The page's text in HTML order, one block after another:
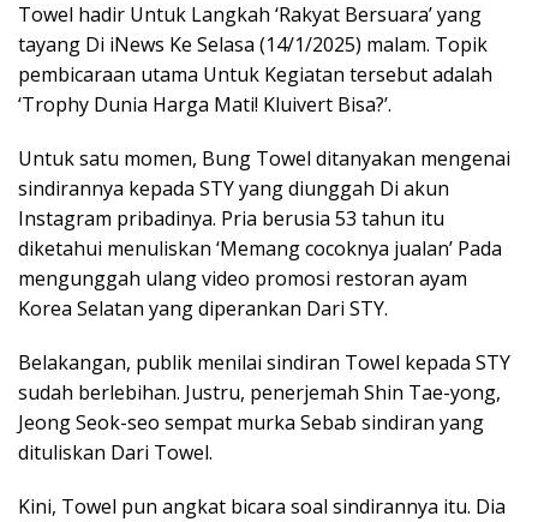
Towel hadir Untuk Langkah ‘Rakyat Bersuara’ yang
tayang Di iNews Ke Selasa (14/1/2025) malam. Topik
pembicaraan utama Untuk Kegiatan tersebut adalah
‘Trophy Dunia Harga Mati! Kluivert Bisa?’.
Untuk satu momen, Bung Towel ditanyakan mengenai
sindirannya kepada STY yang diunggah Di akun
Instagram pribadinya. Pria berusia 53 tahun itu
diketahui menuliskan ‘Memang cocoknya jualan’ Pada
mengunggah ulang video promosi restoran ayam
Korea Selatan yang diperankan Dari STY.
Belakangan, publik menilai sindiran Towel kepada STY
sudah berlebihan. Justru, penerjemah Shin Tae-yong,
Jeong Seok-seo sempat murka Sebab sindiran yang
dituliskan Dari Towel.
Kini, Towel pun angkat bicara soal sindirannya itu. Dia